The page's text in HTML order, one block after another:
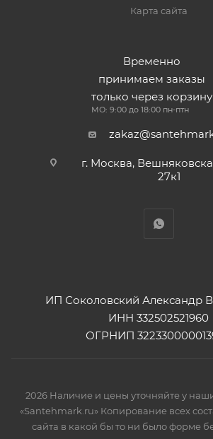
Карта сайта
Временно
принимаем заказы
только через корзину
МО: 9:00 до 18:00 пн-птн
г. Москва,
27к1
ИП Соколовский Александр
ИНН 332502521960
ОГРНИП
2026 Наличие и цены уточняйте у
«Santehmark.ru» Копирование всех
сайта в какой бы то ни было форме